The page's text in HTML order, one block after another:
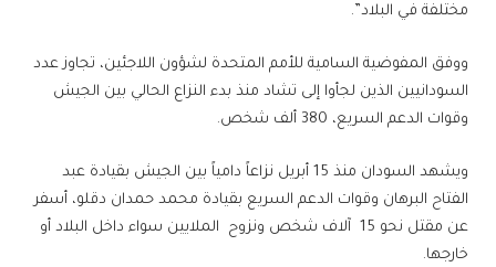
مختلفة في البلاد”.
ووفق المفوضية السامية للأمم المتحدة لشؤون اللاجئين، تجاوز عدد
السودانيين الذين لجأوا إلى تشاد منذ بدء النزاع الحالي بين الجيش
وقوات الدعم السريع، 380 ألف شخص.
ويشهد السودان منذ 15 أبريل نزاعاً دامياً بين الجيش بقيادة عبد
الفتاح البرهان وقوات الدعم السريع بقيادة محمد حمدان دقلو، أسفر
عن مقتل نحو 15 آلاف شخص ونزوح الملايين سواء داخل البلاد أو
خارجها.